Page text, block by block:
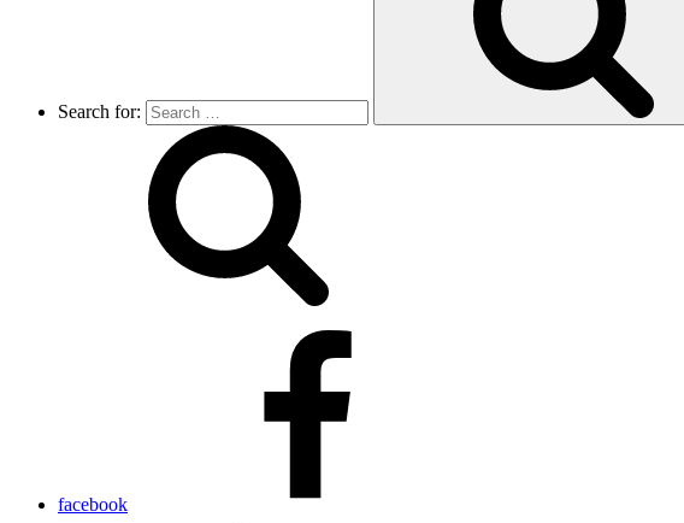
Search for:
facebook